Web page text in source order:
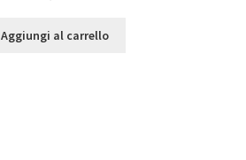
Aggiungi al carrello